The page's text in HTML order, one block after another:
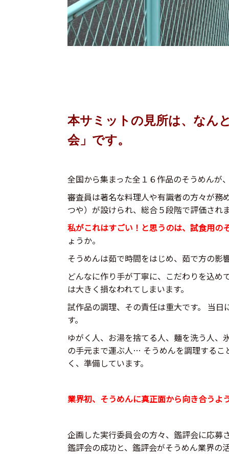
本サミットの見所は、なん
会」です。
全国から集まった全１６作品のそうめんが
審査員は著名な料理人や有識者の方々が務
つや）が設けられ、総合５段階で評価され
私がこれはすごい！と思うのは、試食用の
ょうか。
そうめんは茹で時間をはじめ、茹で方の影
どんなに作り手が丁寧に、こだわりを込
は大きく損なわれてしまいます。
試作品の調理、その責任は重大です。 当
す。
ゆがく人、お湯を捨てる人、麺を洗う人
の手元まで運ぶ人… そうめんを調理するこ
く、準備しています。
業界初、そうめんに真正面から向き合うよ
企画した実行委員会の方々、鑑評会に応募
鑑評会の成功と、鑑評会がそうめん業界の